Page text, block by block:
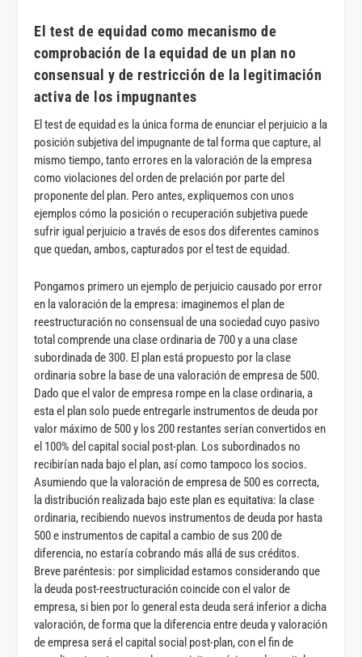
El test de equidad como mecanismo de
comprobación de la equidad de un plan no
consensual y de restricción de la legitimación
activa de los impugnantes
El test de equidad es la única forma de enunciar el perjuicio a la
posición subjetiva del impugnante de tal forma que capture, al
mismo tiempo, tanto errores en la valoración de la empresa
como violaciones del orden de prelación por parte del
proponente del plan. Pero antes, expliquemos con unos
ejemplos cómo la posición o recuperación subjetiva puede
sufrir igual perjuicio a través de esos dos diferentes caminos
que quedan, ambos, capturados por el test de equidad.
Pongamos primero un ejemplo de perjuicio causado por error
en la valoración de la empresa: imaginemos el plan de
reestructuración no consensual de una sociedad cuyo pasivo
total comprende una clase ordinaria de 700 y a una clase
subordinada de 300. El plan está propuesto por la clase
ordinaria sobre la base de una valoración de empresa de 500.
Dado que el valor de empresa rompe en la clase ordinaria, a
esta el plan solo puede entregarle instrumentos de deuda por
valor máximo de 500 y los 200 restantes serían convertidos en
el 100% del capital social post-plan. Los subordinados no
recibirían nada bajo el plan, así como tampoco los socios.
Asumiendo que la valoración de empresa de 500 es correcta,
la distribución realizada bajo este plan es equitativa: la clase
ordinaria, recibiendo nuevos instrumentos de deuda por hasta
500 e instrumentos de capital a cambio de sus 200 de
diferencia, no estaría cobrando más allá de sus créditos.
Breve paréntesis: por simplicidad estamos considerando que
la deuda post-reestructuración coincide con el valor de
empresa, si bien por lo general esta deuda será inferior a dicha
valoración, de forma que la diferencia entre deuda y valoración
de empresa será el capital social post-plan, con el fin de